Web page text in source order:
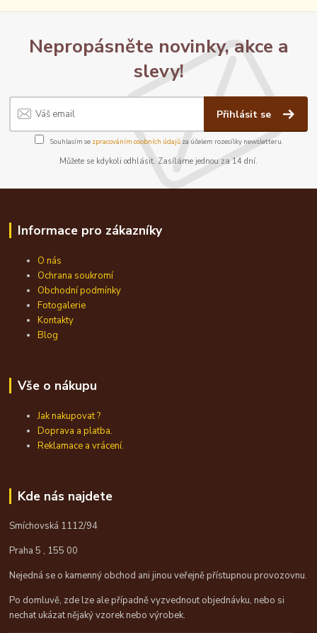
Nepropásněte novinky, akce a
slevy!
Přihlásit se
Souhlasím se zpracováním osobních údajůza účelem rozesílky newsletteru.
Můžete se kdykoli odhlásit. Zasíláme jednou za 14 dní.
Informace pro zákazníky
O nás
Ochrana soukromí
Obchodní podmínky
Fotogalerie
Kontakty
Blog
Vše o nákupu
Jak nakupovat ?
Doprava a platba.
Reklamace a vrácení.
Kde nás najdete
Smíchovská 1112/94
Praha 5 , 155 00
Nejedná se o kamenný obchod ani jinou veřejně přístupnou provozovnu.
Po domluvě, zde lze ale případně vyzvednout objednávku, nebo si
nechat ukázat nějaký vzorek nebo výrobek.